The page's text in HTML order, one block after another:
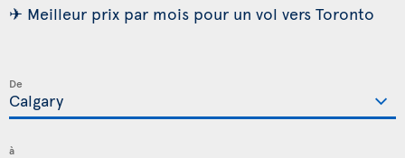
✈ Meilleur prix par mois pour un vol vers Toronto
De
à